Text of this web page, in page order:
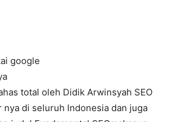
google
total oleh Didik Arwinsyah SEO
nya di seluruh Indonesia dan juga